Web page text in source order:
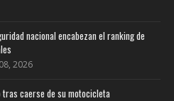
nacional encabezan el ranking de
2026
caerse de su motocicleta